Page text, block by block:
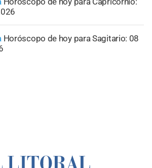
Horóscopo de hoy para Sagitario: 08